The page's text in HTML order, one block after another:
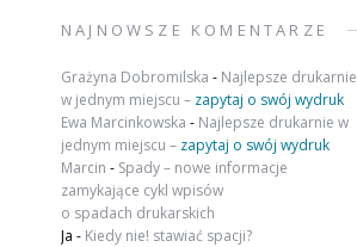
NAJNOWSZE KOMENTARZE
Grażyna Dobromilska - Najlepsze drukarnie
w jednym miejscu – zapytaj o swój wydruk
Ewa Marcinkowska - Najlepsze drukarnie w
jednym miejscu – zapytaj o swój wydruk
Marcin - Spady – nowe informacje
zamykające cykl wpisów
o spadach drukarskich
Ja - Kiedy nie! stawiać spacji?